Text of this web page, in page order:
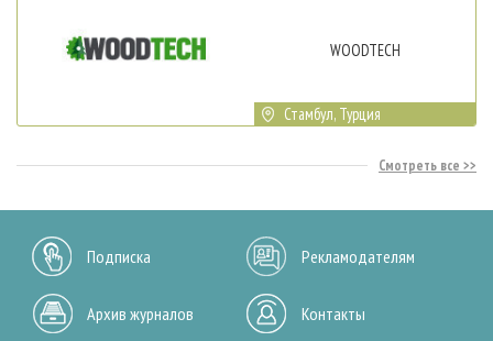
WOODTECH
Стамбул, Турция
Смотреть все
Подписка Рекламодателям
Архив журналов Контакты